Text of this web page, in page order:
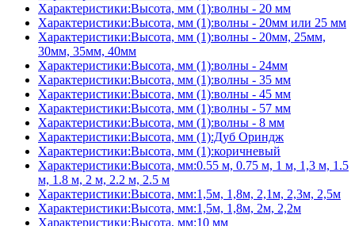
Характеристики:Высота, мм (1):волны - 20 мм
Характеристики:Высота, мм (1):волны - 20мм или 25 мм
Характеристики:Высота, мм (1):волны - 20мм, 25мм,
30мм, 35мм, 40мм
Характеристики:Высота, мм (1):волны - 24мм
Характеристики:Высота, мм (1):волны - 35 мм
Характеристики:Высота, мм (1):волны - 45 мм
Характеристики:Высота, мм (1):волны - 57 мм
Характеристики:Высота, мм (1):волны - 8 мм
Характеристики:Высота, мм (1):Дуб Ориндж
Характеристики:Высота, мм (1):коричневый
Характеристики:Высота, мм:0.55 м, 0.75 м, 1 м, 1,3 м, 1.5
м, 1.8 м, 2 м, 2.2 м, 2.5 м
Характеристики:Высота, мм:1,5м, 1,8м, 2,1м, 2,3м, 2,5м
Характеристики:Высота, мм:1,5м, 1,8м, 2м, 2,2м
Характеристики:Высота, мм:10 мм